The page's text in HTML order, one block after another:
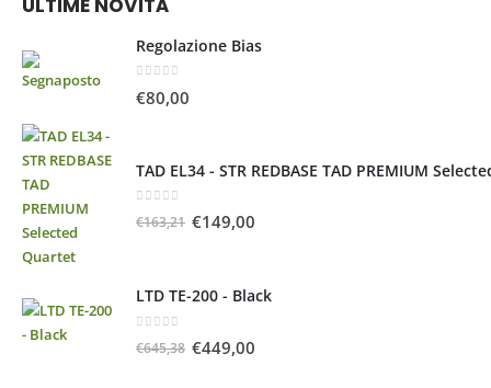
ULTIME NOVITÀ
Regolazione Bias
€80,00
TAD EL34 - STR REDBASE TAD PREMIUM
€163,21 €149,00
LTD TE-200 - Black
€645,38 €449,00